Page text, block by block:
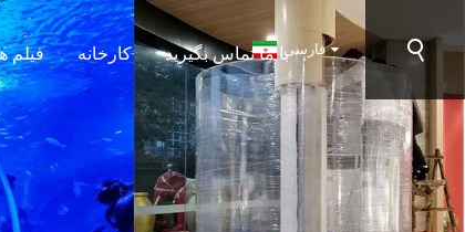
فیلم کارخانه با ما تماس بگیریدفارسی